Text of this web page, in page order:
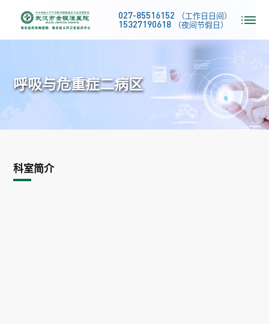
027-85516152 （工作日日间）
15327190618 （夜间节假日）
呼吸与危重症二病区
科室简介